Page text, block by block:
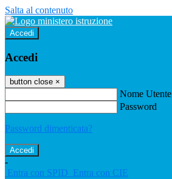
Salta al contenuto
Accedi
Accedi
button close ×
Nome Utente
Password
Password dimenticata?
-
Entra con SPID Entra con CIE